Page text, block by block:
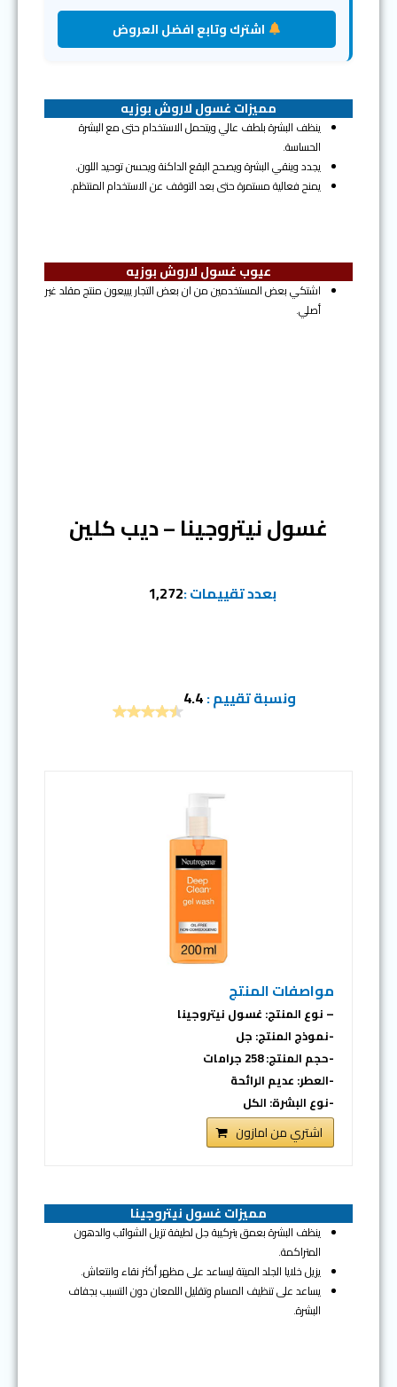
اشترك وتابع افضل العروض
مميزات غسول لاروش بوزيه
ينظف البشرة بلطف عالي ويتحمل الاستخدام حتى مع البشرة
الحساسة.
يجدد وينقي البشرة ويصحح البقع الداكنة ويحسن توحيد اللون.
يمنح فعالية مستمرة حتى بعد التوقف عن الاستخدام المنتظم.
عيوب غسول لاروش بوزيه
اشتكي بعض المستخدمين من ان بعض التجار يبيعون منتج مقلد غير
أصلي.
غسول نيتروجينا – ديب كلين
بعدد تقييمات :1,272
ونسبة تقييم :4.4
مواصفات المنتج
– نوع المنتج: غسول نيتروجينا
-نموذج المنتج: جل
-حجم المنتج: 258 جرامات
-العطر: عديم الرائحة
-نوع البشرة: الكل
اشتري من امازون
مميزات غسول نيتروجينا
ينظف البشرة بعمق بتركيبة جل لطيفة تزيل الشوائب والدهون
المتراكمة.
يزيل خلايا الجلد الميتة ليساعد على مظهر أكثر نقاء وانتعاش.
يساعد على تنظيف المسام وتقليل اللمعان دون التسبب بجفاف
البشرة.